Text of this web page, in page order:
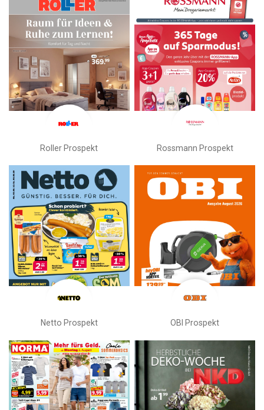
Roller Prospekt Rossmann Prospekt
Netto Prospekt OBI Prospekt